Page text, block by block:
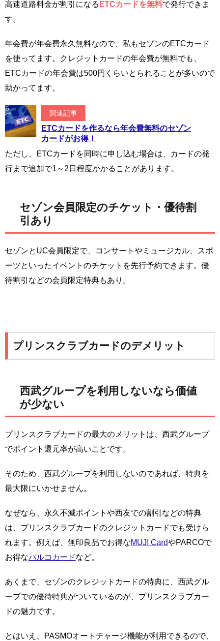
高速道路料金が割引になる ETCカードを無料で発行できま
す。
年会費が年会費永久無料なので、私もセゾンのETCカード
を使ってます。クレジットカードの年会費が無料でも、
ETCカードの年会費は500円くらいとられることが多いので
助かってます。
関連記事
ETCカードを作るなら年会費無料のセゾン
カードがお得！
ただし、ETCカードを同時に申し込む場合は、カードの発
行まで追加で1～2日程度かかることがあります。
セゾン会員限定のチケット・優待割
引あり
セゾンとUC会員限定で、コンサートやミュージカル、スポ
ーツといったイベントのチケットを先行予約できます。優
待割引などの会員限定特典もあり。
プリンスクラブカードのデメリット
西武グループを利用しないなら価値
が少ない
プリンスクラブカードの最大のメリットは、西武グループ
でポイント還元率が高いことです。
そのため、西武グループを利用しないのであれば、特典を
最大限にいかせません。
なぜなら、永久不滅ポイントや西友での割引などの特典
は、プリンスクラブカードのクレジットカードでも受けら
れます。例えば、無印良品でお得なMUJI CardやPARCOで
お得なパルコカードなど。
あくまで、セゾンのクレジットカードの特典に、西武グル
ープでの優待特典がついているのが、プリンスクラブカー
ドの魅力です。
とはいえ、PASMOオートチャージ機能が利用できるので、